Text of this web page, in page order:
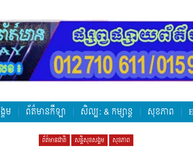
ម ព័ត៌មានកីឡា សិល្ប: & កម្សាន្ត សុខភាព
ព័ត៌មានជាតិ សន្តិសុខសង្គម សុខភាព